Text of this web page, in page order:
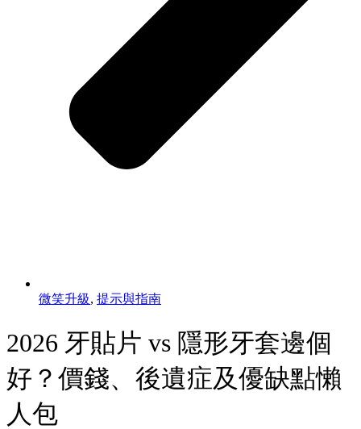
微笑升級, 提示與指南
2026 牙貼片 vs 隱形牙套邊個
好？價錢、後遺症及優缺點懶
人包